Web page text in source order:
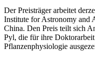
Der Preisträger arbeitet
Institute for Astronomy and
China. Den Preis teilt sich
Pyl, die für ihre
Pflanzenphysiologie